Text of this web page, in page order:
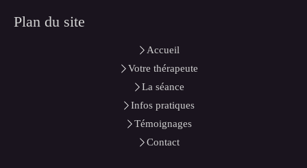
Plan du site
Accueil
Votre thérapeute
La séance
Infos pratiques
Témoignages
Contact